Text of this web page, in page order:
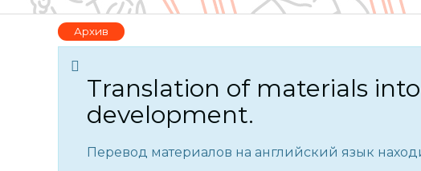
Translation of materials
development.
Перевод материалов на английский язык
Архив